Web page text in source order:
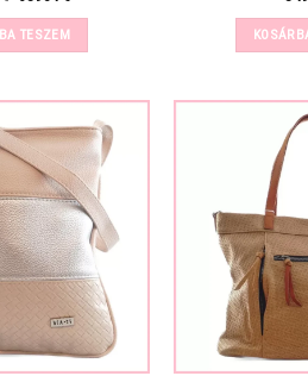
was:
8190 Ft.
is:
6890 Ft.
TESZEM